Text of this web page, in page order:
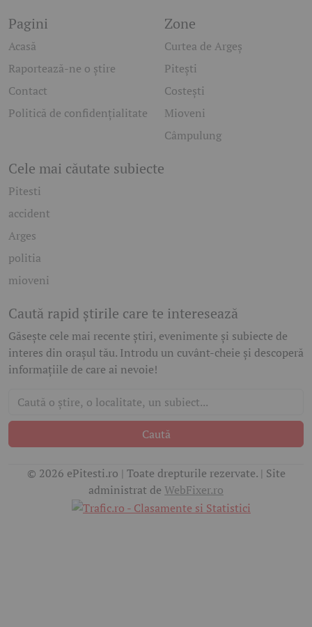
Pagini
Acasă
Raportează-ne o știre
Contact
Politică de confidențialitate
Zone
Curtea de Argeș
Pitești
Costești
Mioveni
Câmpulung
Cele mai căutate subiecte
Pitesti
accident
Arges
politia
mioveni
Caută rapid știrile care te interesează
Găsește cele mai recente știri, evenimente și subiecte de
interes din orașul tău. Introdu un cuvânt-cheie și descoperă
informațiile de care ai nevoie!
Caută
© 2026 ePitesti.ro | Toate drepturile rezervate. | Site
administrat de WebFixer.ro